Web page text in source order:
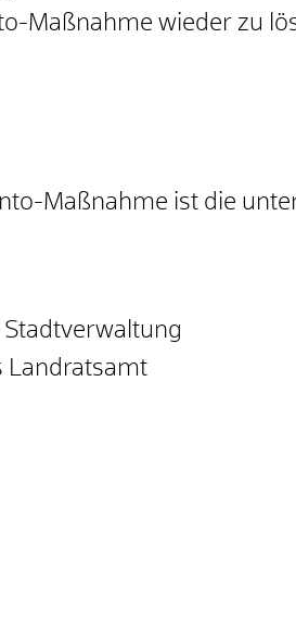
Maßnahme wieder zu
Maßnahme ist die
Landratsamt